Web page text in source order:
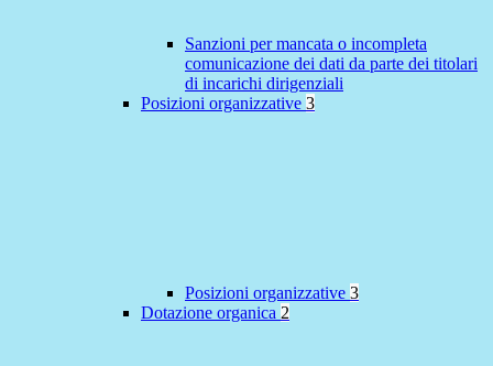
Sanzioni per mancata o incompleta
comunicazione dei dati da parte dei titolari
di incarichi dirigenziali
Posizioni organizzative 3
Posizioni organizzative 3
Dotazione organica 2